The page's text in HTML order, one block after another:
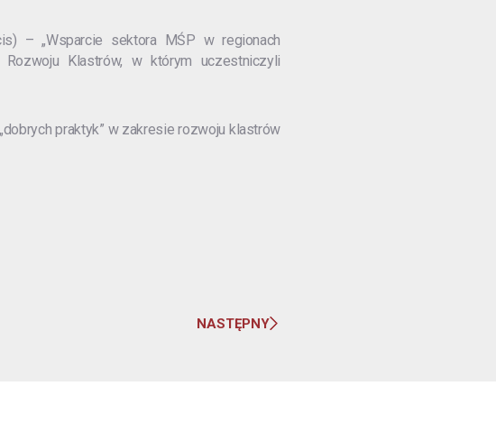
– „Wsparcie sektora MŚP w regionach
Rozwoju Klastrów, w którym uczestniczyli
praktyk” w zakresie rozwoju klastrów
NASTĘPNY